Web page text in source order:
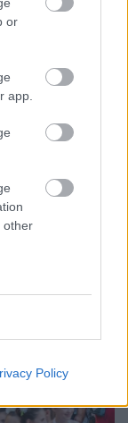
or
app.
other
Policy
másfél órával
találkozó
1 hozzászólás